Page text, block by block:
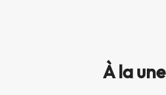
À la une